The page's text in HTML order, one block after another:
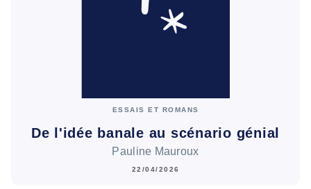
ESSAIS ET ROMANS
De l'idée banale au scénario génial
Pauline Mauroux
22/04/2026